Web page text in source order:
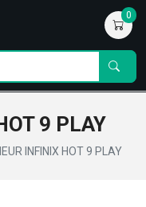
0
9 PLAY
INFINIX HOT 9 PLAY